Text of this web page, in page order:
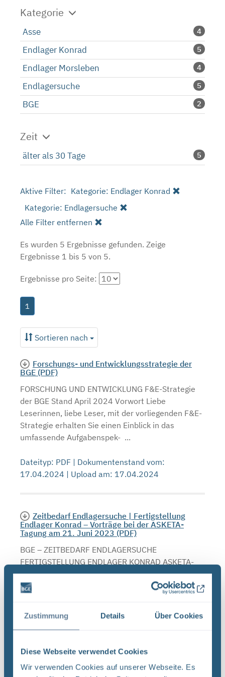
Zustimmung Details Über Cookies
Diese Webseite verwendet Cookies
Wir verwenden Cookies auf unserer Webseite. Es
Kategorie
Asse 4
Endlager Konrad 5
Endlager Morsleben 4
Endlagersuche 5
BGE 2
Zeit
älter als 30 Tage 5
Aktive Filter: Kategorie: Endlager Konrad
Kategorie: Endlagersuche
Alle Filter entfernen
Es wurden 5 Ergebnisse gefunden. Zeige
Ergebnisse 1 bis 5 von 5.
Ergebnisse pro Seite:
1
Sortieren nach
Forschungs- und Entwicklungsstrategie der
BGE (PDF)
FORSCHUNG UND ENTWICKLUNG F&E-Strategie
der BGE Stand April 2024 Vorwort Liebe
Leserinnen, liebe Leser, mit der vorliegenden F&E-
Strategie erhalten Sie einen Einblick in das
umfassende Aufgabenspek- ...
Dateityp: PDF | Dokumentenstand vom:
17.04.2024 | Upload am: 17.04.2024
Zeitbedarf Endlagersuche | Fertigstellung
Endlager Konrad – Vorträge bei der ASKETA-
Tagung am 21. Juni 2023 (PDF)
BGE – ZEITBEDARF ENDLAGERSUCHE
FERTIGSTELLUNG ENDLAGER KONRAD ASKETA-
Tagung 2023 DAGMAR DEHMER Berlin, 21. Juni
2023 ASKETA-TAGUNG 2023 ZEITBEDARF FÜR
DEN ...
21.06.2023 | Upload am: 11.10.2023